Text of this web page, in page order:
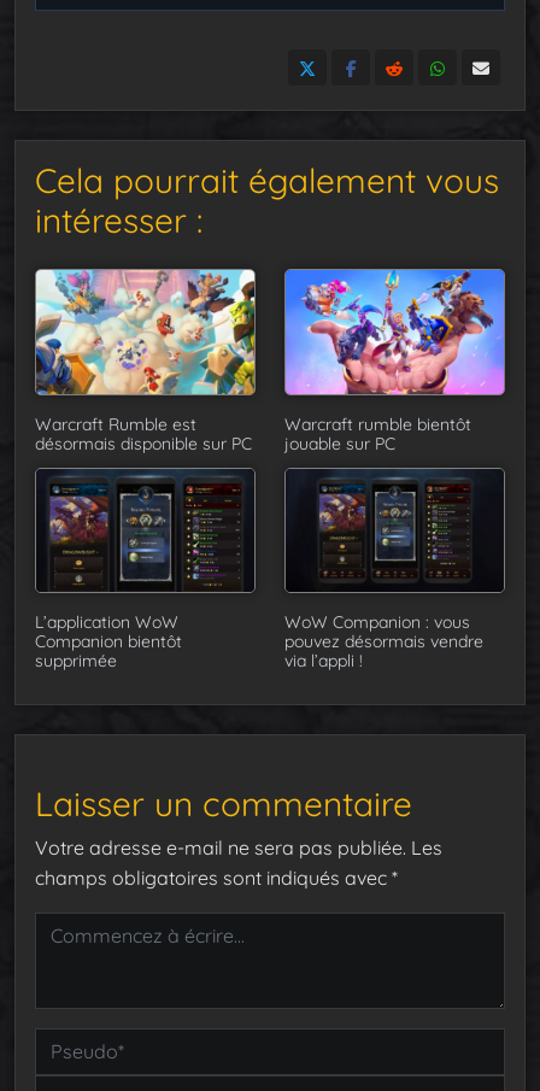
Cela pourrait également vous
intéresser :
Warcraft Rumble est
désormais disponible sur PC
Warcraft rumble bientôt
jouable sur PC
L’application WoW
Companion bientôt
supprimée
WoW Companion : vous
pouvez désormais vendre
via l’appli !
Laisser un commentaire
Votre adresse e-mail ne sera pas publiée. Les
champs obligatoires sont indiqués avec *